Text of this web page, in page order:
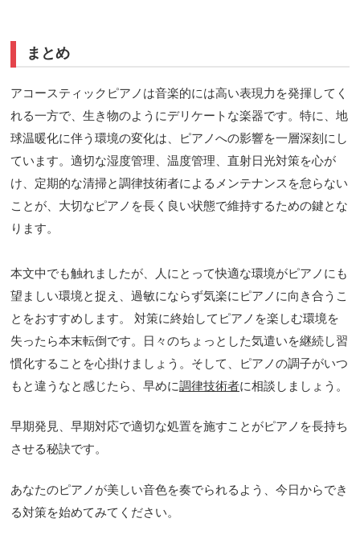
まとめ
アコースティックピアノは音楽的には高い表現力を発揮してく
れる一方で、生き物のようにデリケートな楽器です。特に、地
球温暖化に伴う環境の変化は、ピアノへの影響を一層深刻にし
ています。適切な湿度管理、温度管理、直射日光対策を心が
け、定期的な清掃と調律技術者によるメンテナンスを怠らない
ことが、大切なピアノを長く良い状態で維持するための鍵とな
ります。
本文中でも触れましたが、人にとって快適な環境がピアノにも
望ましい環境と捉え、過敏にならず気楽にピアノに向き合うこ
とをおすすめします。 対策に終始してピアノを楽しむ環境を
失ったら本末転倒です。日々のちょっとした気遣いを継続し習
慣化することを心掛けましょう。そして、ピアノの調子がいつ
もと違うなと感じたら、早めに調律技術者に相談しましょう。
早期発見、早期対応で適切な処置を施すことがピアノを長持ち
させる秘訣です。
あなたのピアノが美しい音色を奏でられるよう、今日からでき
る対策を始めてみてください。